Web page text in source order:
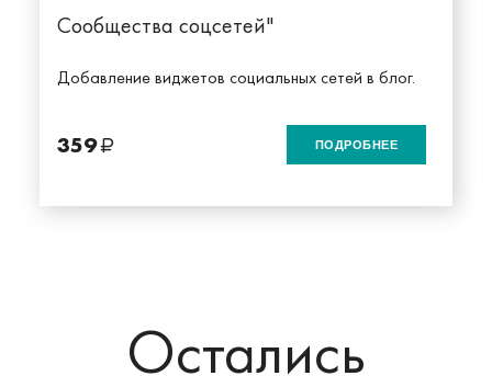
Сообщества соцсетей"
Добавление виджетов социальных сетей в блог.
359 ПОДРОБНЕЕ
Остались